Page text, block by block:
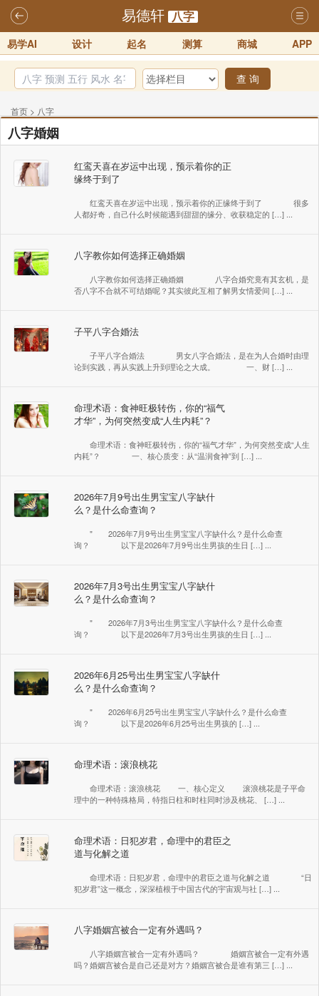
易德轩 八字
易学AI 设计 起名 测算 商城 APP
查 询
首页 > 八字
八字婚姻
红鸾天喜在岁运中出现，预示着你的正
缘终于到了
红鸾天喜在岁运中出现，预示着你的正缘终于到了 很多
人都好奇，自己什么时候能遇到甜甜的缘分、收获稳定的 […] ...
八字教你如何选择正确婚姻
八字教你如何选择正确婚姻 八字合婚究竟有其玄机，是
否八字不合就不可结婚呢？其实彼此互相了解男女情爱间 […] ...
子平八字合婚法
子平八字合婚法 男女八字合婚法，是在为人合婚时由理
论到实践，再从实践上升到理论之大成。 一、财 […] ...
命理术语：食神旺极转伤，你的“福气
才华”，为何突然变成“人生内耗”？
命理术语：食神旺极转伤，你的“福气才华”，为何突然变成“人生
内耗”？ 一、核心质变：从“温润食神”到 […] ...
2026年7月9号出生男宝宝八字缺什
么？是什么命查询？
" 2026年7月9号出生男宝宝八字缺什么？是什么命查
询？ 以下是2026年7月9号出生男孩的生日 […] ...
2026年7月3号出生男宝宝八字缺什
么？是什么命查询？
" 2026年7月3号出生男宝宝八字缺什么？是什么命查
询？ 以下是2026年7月3号出生男孩的生日 […] ...
2026年6月25号出生男宝宝八字缺什
么？是什么命查询？
" 2026年6月25号出生男宝宝八字缺什么？是什么命查
询？ 以下是2026年6月25号出生男孩的 […] ...
命理术语：滚浪桃花
命理术语：滚浪桃花 一、核心定义 滚浪桃花是子平命
理中的一种特殊格局，特指日柱和时柱同时涉及桃花、 […] ...
命理术语：日犯岁君，命理中的君臣之
道与化解之道
命理术语：日犯岁君，命理中的君臣之道与化解之道 “日
犯岁君”这一概念，深深植根于中国古代的宇宙观与社 […] ...
八字婚姻宫被合一定有外遇吗？
八字婚姻宫被合一定有外遇吗？ 婚姻宫被合一定有外遇
吗？婚姻宫被合是自己还是对方？婚姻宫被合是谁有第三 […] ...